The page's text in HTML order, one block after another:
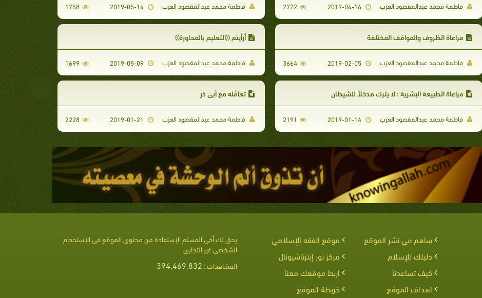
فاطمة محمد عبدالمقصود العزب 2019-04-16
2722 فاطمة محمد عبدالمقصود العزب 2019-05-14
1758
مراعاة الظروف والمواقف المختلفة
فاطمة محمد عبدالمقصود العزب 2019-02-05
3664
أرأيتم ((التعليم بالمحاورة))
فاطمة محمد عبدالمقصود العزب 2019-05-09
1699
مراعاة الطبيعة البشرية : لا يترك مدخلاً للشيطان
فاطمة محمد عبدالمقصود العزب 2019-01-14
2191
تعامُله مع أبي ذر
فاطمة محمد عبدالمقصود العزب 2228
ساهم في نشر الموقع
موقع الفقه الإسلامي
دليلك للإسلام
مركز نور إنترناشيونال
كيف تساعدنا
اربط موقعك معنا
اهداف الموقع
خريطة الموقع
يحق لك أخى المسلم الإستفادة من محتوى الموقع فى الإستخدام
الشخصى غير التجارى
المشاهدات : 394,469,832